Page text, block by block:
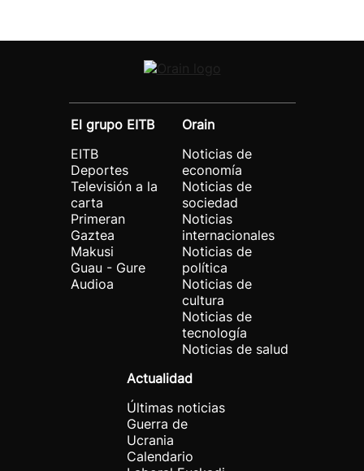
El grupo EITB
EITB
Deportes
Televisión a la
carta
Primeran
Gaztea
Makusi
Guau - Gure
Audioa
Orain
Noticias de
economía
Noticias de
sociedad
Noticias
internacionales
Noticias de
política
Noticias de
cultura
Noticias de
tecnología
Noticias de salud
Actualidad
Últimas noticias
Guerra de
Ucrania
Calendario